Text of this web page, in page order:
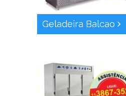
Geladeira Balcao